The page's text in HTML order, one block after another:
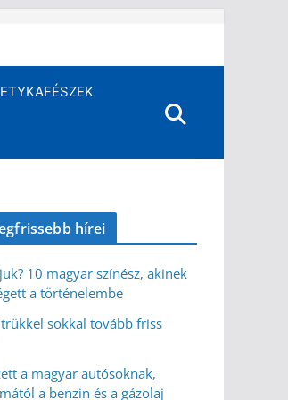
hírei
10 magyar színész, akinek
a történelembe
trükkel sokkal tovább friss
a magyar autósoknak,
a benzin és a gázolaj